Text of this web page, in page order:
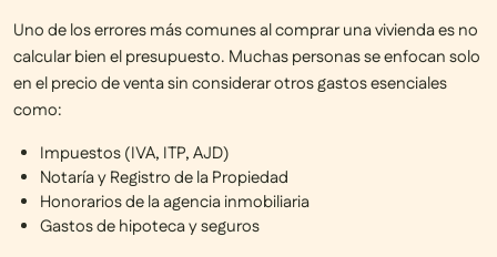
Uno de loserrores más comunes al comprar una viviendaesno
calcular bien el presupuesto. Muchas personas se enfocan solo
en el precio de venta sin considerar otros gastos esenciales
como:
Impuestos (IVA, ITP, AJD)
Notaría y Registro de la Propiedad
Honorarios de la agencia inmobiliaria
Gastos de hipoteca y seguros